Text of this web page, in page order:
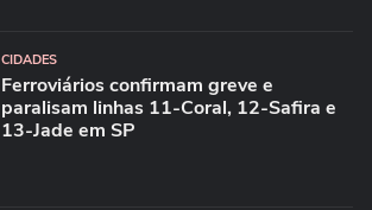
CIDADES
Ferroviários confirmam greve e
paralisam linhas 11-Coral, 12-Safira e
13-Jade em SP